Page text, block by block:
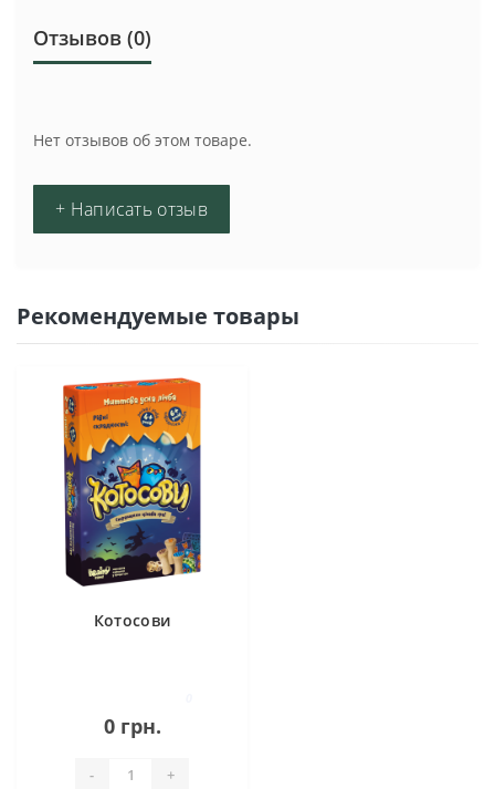
Отзывов (0)
Нет отзывов об этом товаре.
+ Написать отзыв
Рекомендуемые товары
Котосови
0 грн.
- +